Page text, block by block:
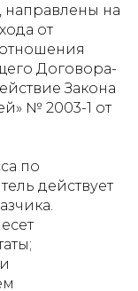
на
от
Договора-
Закона
№ 2003-1 от
по
действует